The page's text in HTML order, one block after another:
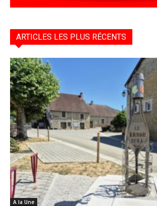
ARTICLES LES PLUS RÉCENTS
A la Une